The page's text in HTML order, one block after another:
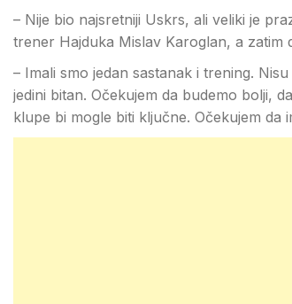
– Nije bio najsretniji Uskrs, ali veliki je
trener Hajduka Mislav Karoglan, a zatim
– Imali smo jedan sastanak i trening.
jedini bitan. Očekujem da budemo bolji,
klupe bi mogle biti ključne. Očekujem